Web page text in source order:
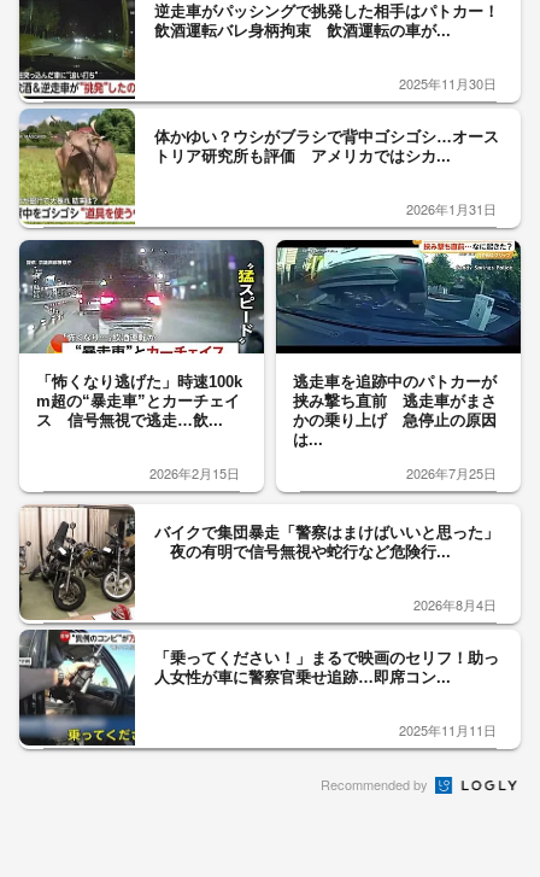
逆走車がパッシングで挑発した相手はパトカー！
飲酒運転バレ身柄拘束 飲酒運転の車が...
2025年11月30日
体かゆい？ウシがブラシで背中ゴシゴシ…オース
トリア研究所も評価 アメリカではシカ...
2026年1月31日
「怖くなり逃げた」時速100k
m超の“暴走車”とカーチェイ
ス 信号無視で逃走…飲...
2026年2月15日
逃走車を追跡中のパトカーが
挟み撃ち直前 逃走車がまさ
かの乗り上げ 急停止の原因
は...
2026年7月25日
バイクで集団暴走「警察はまけばいいと思った」
夜の有明で信号無視や蛇行など危険行...
2026年8月4日
「乗ってください！」まるで映画のセリフ！助っ
人女性が車に警察官乗せ追跡…即席コン...
2025年11月11日
Recommended by